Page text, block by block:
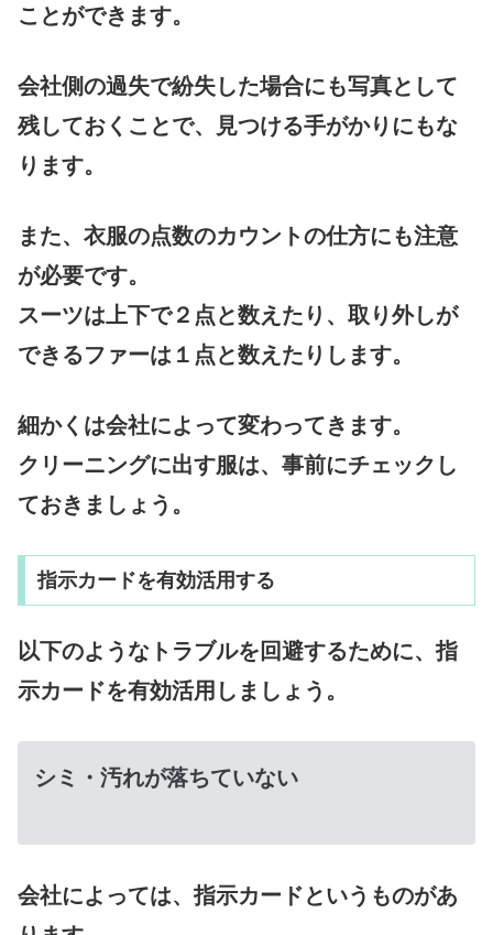
ことができます。
会社側の過失で紛失した場合にも写真として
残しておくことで、見つける手がかりにもな
ります。
また、衣服の点数のカウントの仕方にも注意
が必要です。
スーツは上下で２点と数えたり、取り外しが
できるファーは１点と数えたりします。
細かくは会社によって変わってきます。
クリーニングに出す服は、事前にチェックし
ておきましょう。
指示カードを有効活用する
以下のようなトラブルを回避するために、指
示カードを有効活用しましょう。
シミ・汚れが落ちていない
会社によっては、指示カードというものがあ